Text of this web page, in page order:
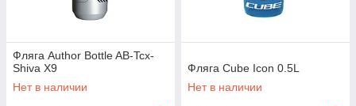
Фляга Author Bottle AB-Tcx-
Shiva X9
Нет в наличии
Фляга Cube Icon 0.5L
Нет в наличии